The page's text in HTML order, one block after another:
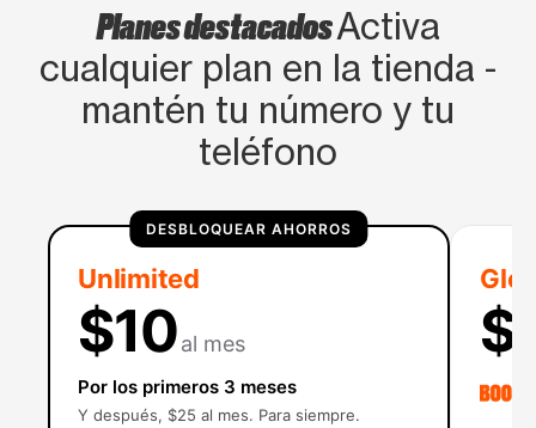
Planes destacadosActiva
cualquier plan en la tienda -
mantén tu número y tu
teléfono
DESBLOQUEAR AHORROS
Unlimited
$10al mes
Por los primeros 3 meses
Y después, $25 al mes. Para siempre.